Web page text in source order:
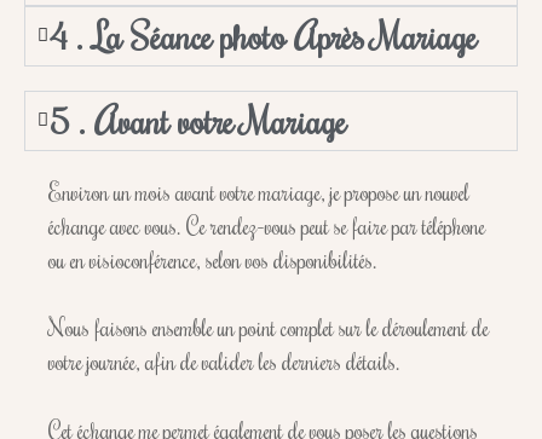
4 . La Séance photo Après Mariage
5 . Avant votre Mariage
Environ un mois avant votre mariage, je propose un nouvel
échange avec vous. Ce rendez-vous peut se faire par téléphone
ou en visioconférence, selon vos disponibilités.
Nous faisons ensemble un point complet sur le déroulement de
votre journée, afin de valider les derniers détails.
Cet échange me permet également de vous poser les questions